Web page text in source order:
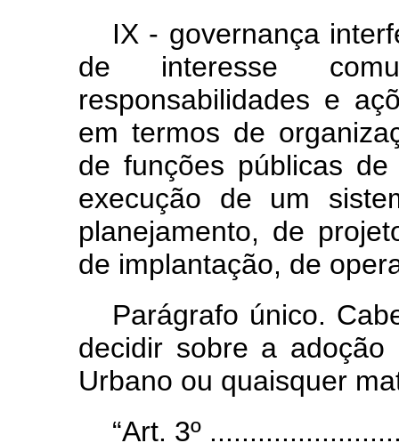
IX - governança
de interesse
responsabilidades e
em termos de
de funções públicas
execução de um
planejamento, de
de implantação, de
Parágrafo único.
decidir sobre a adoção
Urbano ou quaisquer
“Art. 3º